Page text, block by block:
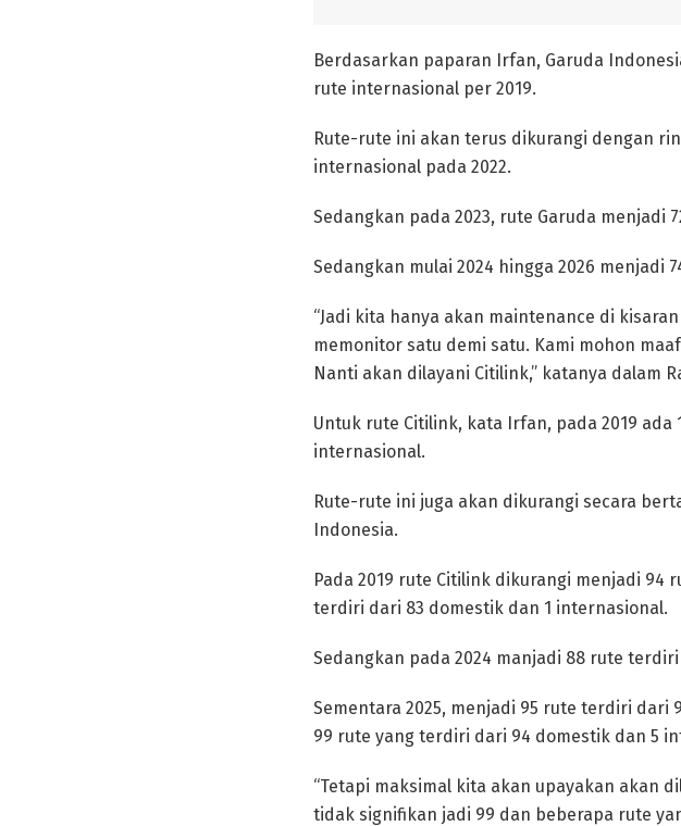
Berdasarkan paparan Irfan, Garuda
rute internasional per 2019.
Rute-rute ini akan terus dikurangi dengan
internasional pada 2022.
Sedangkan pada 2023, rute Garuda menjadi
Sedangkan mulai 2024 hingga 2026 menjadi
“Jadi kita hanya akan maintenance di
memonitor satu demi satu. Kami mohon
Nanti akan dilayani Citilink,” katanya dalam
Untuk rute Citilink, kata Irfan, pada 2019
internasional.
Rute-rute ini juga akan dikurangi secara
Indonesia.
Pada 2019 rute Citilink dikurangi menjadi 94
terdiri dari 83 domestik dan 1 internasional.
Sedangkan pada 2024 manjadi 88 rute
Sementara 2025, menjadi 95 rute terdiri dari
99 rute yang terdiri dari 94 domestik dan 5
“Tetapi maksimal kita akan upayakan akan
tidak signifikan jadi 99 dan beberapa rute